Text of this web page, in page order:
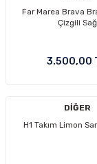
Far Marea Brava
Çizgili Sağ
3.500,00
DİĞER
H1 Takım Limon